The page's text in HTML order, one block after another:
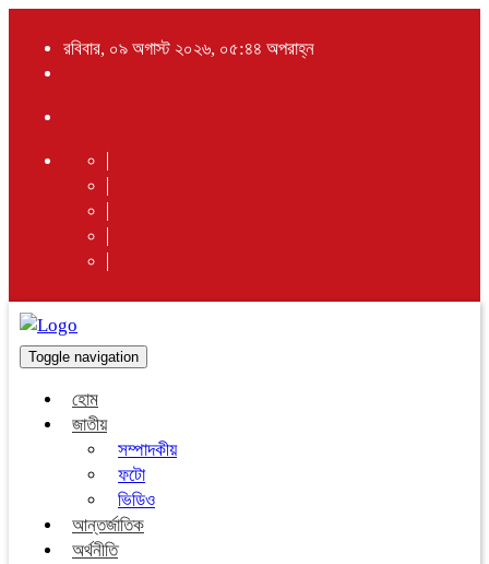
রবিবার, ০৯ অগাস্ট ২০২৬, ০৫:৪৪ অপরাহ্ন
Toggle navigation
হোম
জাতীয়
সম্পাদকীয়
ফটো
ভিডিও
আন্তর্জাতিক
অর্থনীতি